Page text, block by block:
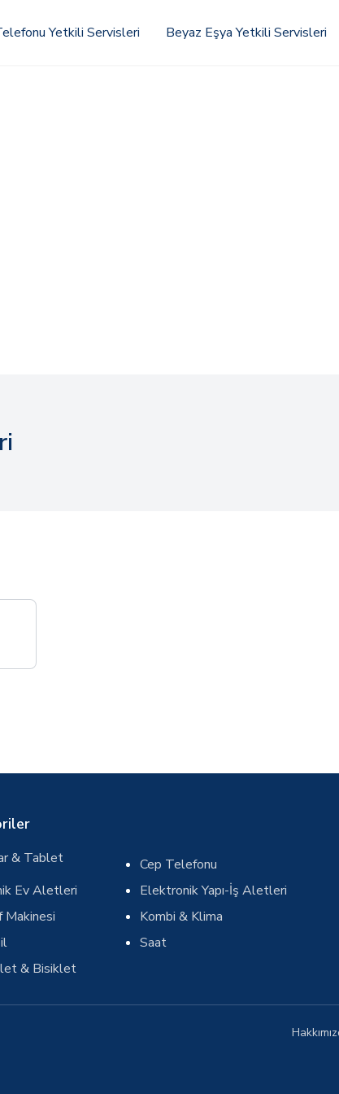
Yetkili Servisleri Beyaz Eşya Yetkili Servisleri
& Tablet
Cep Telefonu
Ev Aletleri
Elektronik Yapı-İş Aletleri
Makinesi
Kombi & Klima
Saat
& Bisiklet